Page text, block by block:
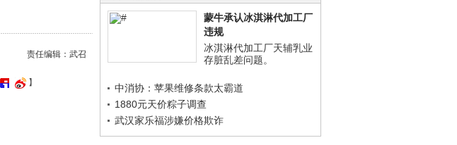
蒙牛承认冰淇淋代加工厂
违规
冰淇淋代加工厂天辅乳业
存脏乱差问题。
中消协：苹果维修条款太霸道
1880元天价粽子调查
武汉家乐福涉嫌价格欺诈
责任编辑：武召
】